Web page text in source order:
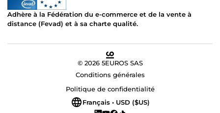
Adhère à la Fédération du e-commerce et de la vente à
distance (Fevad) et à sa charte qualité.
© 2026 5EUROS SAS
Conditions générales
Politique de confidentialité
Français • USD ($US)